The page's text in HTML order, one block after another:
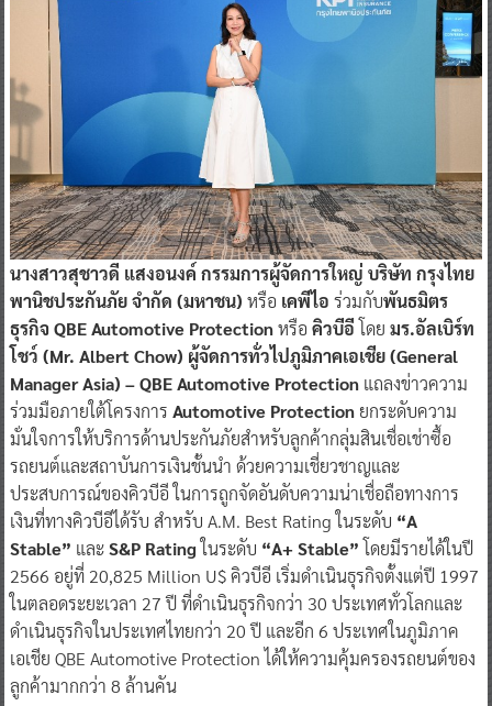
นางสาวสุชาวดี แสงอนงค์ กรรมการผู้จัดการใหญ่ บริษัท กรุงไทย
พานิชประกันภัย จำกัด (มหาชน) หรือ เคพีไอ ร่วมกับพันธมิตร
ธุรกิจ QBE Automotive Protectionหรือ คิวบีอี โดย มร.อัลเบิร์ท
โชว์ (Mr. Albert Chow) ผู้จัดการทั่วไปภูมิภาคเอเชีย (General
Manager Asia) – QBE Automotive Protectionแถลงข่าวความ
ร่วมมือภายใต้โครงการ Automotive Protectionยกระดับความ
มั่นใจการให้บริการด้านประกันภัยสำหรับลูกค้ากลุ่มสินเชื่อเช่าซื้อ
รถยนต์และสถาบันการเงินชั้นนำ ด้วยความเชี่ยวชาญและ
ประสบการณ์ของคิวบีอี ในการถูกจัดอันดับความน่าเชื่อถือทางการ
เงินที่ทางคิวบีอีได้รับ สำหรับ A.M. Best Rating ในระดับ “A
Stable” และS&P Ratingในระดับ “A+ Stable” โดยมีรายได้ในปี
2566 อยู่ที่ 20,825 Million U$ คิวบีอี เริ่มดำเนินธุรกิจตั้งแต่ปี 1997
ในตลอดระยะเวลา 27 ปี ที่ดำเนินธุรกิจกว่า 30 ประเทศทั่วโลกและ
ดำเนินธุรกิจในประเทศไทยกว่า 20 ปี และอีก 6 ประเทศในภูมิภาค
เอเชีย QBE Automotive Protection ได้ให้ความคุ้มครองรถยนต์ของ
ลูกค้ามากกว่า 8 ล้านคัน